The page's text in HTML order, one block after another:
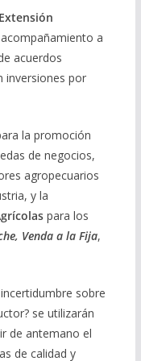
a
acuerdos
inversiones por
la promoción
de negocios,
agropecuarios
y la
para los
Venda a la Fija,
sobre
se utilizarán
de antemano el
de calidad y